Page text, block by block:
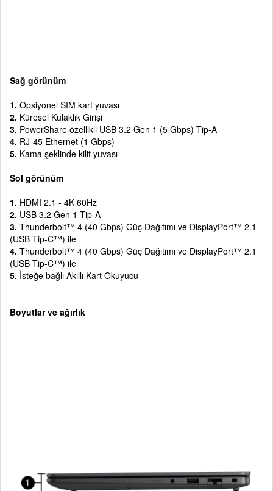
Sağ görünüm
1. Opsiyonel SIM kart yuvası
2. Küresel Kulaklık Girişi
3. PowerShare özellikli USB 3.2 Gen 1 (5 Gbps) Tip-A
4. RJ-45 Ethernet (1 Gbps)
5. Kama şeklinde kilit yuvası
Sol görünüm
1. HDMI 2.1 - 4K 60Hz
2. USB 3.2 Gen 1 Tip-A
3. Thunderbolt™ 4 (40 Gbps) Güç Dağıtımı ve DisplayPort™ 2.1
(USB Tip-C™) ile
4. Thunderbolt™ 4 (40 Gbps) Güç Dağıtımı ve DisplayPort™ 2.1
(USB Tip-C™) ile
5. İsteğe bağlı Akıllı Kart Okuyucu
Boyutlar ve ağırlık